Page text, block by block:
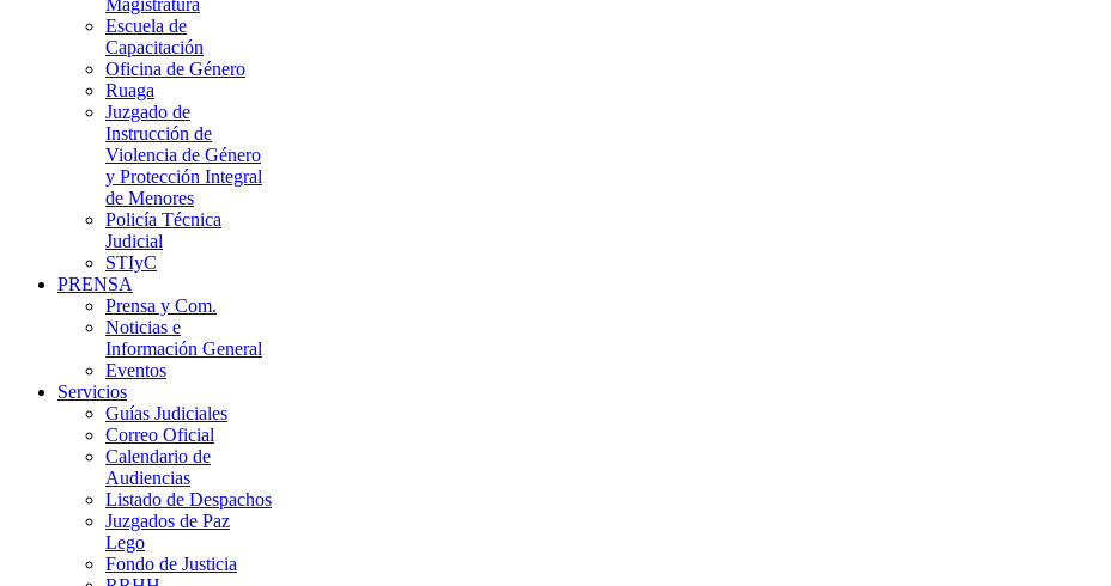
Magistratura
Escuela de
Capacitación
Oficina de Género
Ruaga
Juzgado de
Instrucción de
Violencia de Género
y Protección Integral
de Menores
Policía Técnica
Judicial
STIyC
PRENSA
Prensa y Com.
Noticias e
Información General
Eventos
Servicios
Guías Judiciales
Correo Oficial
Calendario de
Audiencias
Listado de Despachos
Juzgados de Paz
Lego
Fondo de Justicia